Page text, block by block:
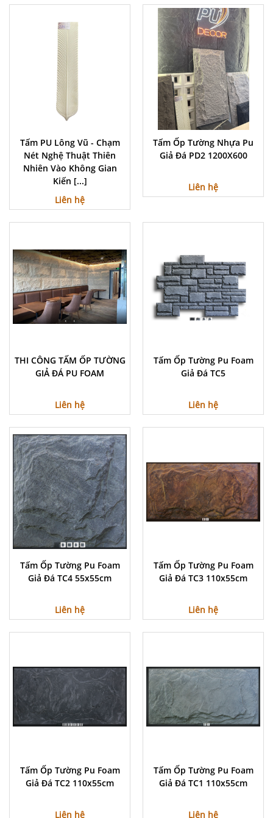
Tấm PU Lông Vũ - Chạm
Nét Nghệ Thuật Thiên
Nhiên Vào Không Gian
Kiến [...]
Liên hệ
Tấm Ốp Tường Nhựa Pu
Giả Đá PD2 1200X600
Liên hệ
THI CÔNG TẤM ỐP TƯỜNG
GIẢ ĐÁ PU FOAM
Liên hệ
Tấm Ốp Tường Pu Foam
Giả Đá TC5
Liên hệ
Tấm Ốp Tường Pu Foam
Giả Đá TC4 55x55cm
Liên hệ
Tấm Ốp Tường Pu Foam
Giả Đá TC3 110x55cm
Liên hệ
Tấm Ốp Tường Pu Foam
Giả Đá TC2 110x55cm
Liên hệ
Tấm Ốp Tường Pu Foam
Giả Đá TC1 110x55cm
Liên hệ